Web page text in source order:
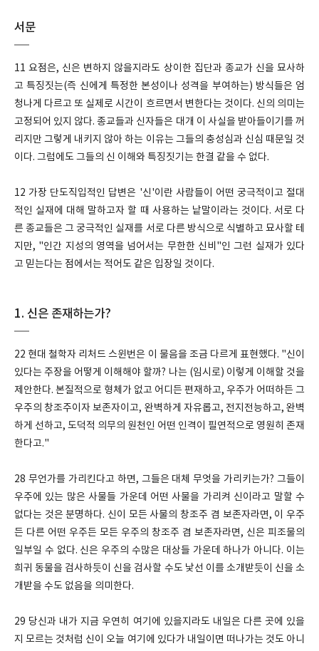
서문
11 요점은, 신은 변하지 않을지라도 상이한 집단과 종교가 신을 묘사하
고 특징짓는(즉 신에게 특정한 본성이나 성격을 부여하는) 방식들은 엄
청나게 다르고 또 실제로 시간이 흐르면서 변한다는 것이다. 신의 의미는
고정되어 있지 않다. 종교들과 신자들은 대개 이 사실을 받아들이기를 꺼
리지만 그렇게 내키지 않아 하는 이유는 그들의 충성심과 신심 때문일 것
이다. 그럼에도 그들의 신 이해와 특징짓기는 한결 같을 수 없다.
12 가장 단도직입적인 답변은 '신'이란 사람들이 어떤 궁극적이고 절대
적인 실재에 대해 말하고자 할 때 사용하는 낱말이라는 것이다. 서로 다
른 종교들은 그 궁극적인 실재를 서로 다른 방식으로 식별하고 묘사할 테
지만, "인간 지성의 영역을 넘어서는 무한한 신비"인 그런 실재가 있다
고 믿는다는 점에서는 적어도 같은 입장일 것이다.
1. 신은 존재하는가?
22 현대 철학자 리처드 스윈번은 이 물음을 조금 다르게 표현했다. "신이
있다는 주장을 어떻게 이해해야 할까? 나는 (임시로) 이렇게 이해할 것을
제안한다. 본질적으로 형체가 없고 어디든 편재하고, 우주가 어떠하든 그
우주의 창조주이자 보존자이고, 완벽하게 자유롭고, 전지전능하고, 완벽
하게 선하고, 도덕적 의무의 원천인 어떤 인격이 필연적으로 영원히 존재
한다고."
28 무언가를 가리킨다고 하면, 그들은 대체 무엇을 가리키는가? 그들이
우주에 있는 많은 사물들 가운데 어떤 사물을 가리켜 신이라고 말할 수
없다는 것은 분명하다. 신이 모든 사물의 창조주 겸 보존자라면, 이 우주
든 다른 어떤 우주든 모든 우주의 창조주 겸 보존자라면, 신은 피조물의
일부일 수 없다. 신은 우주의 수많은 대상들 가운데 하나가 아니다. 이는
희귀 동물을 검사하듯이 신을 검사할 수도 낯선 이를 소개받듯이 신을 소
개받을 수도 없음을 의미한다.
29 당신과 내가 지금 우연히 여기에 있을지라도 내일은 다른 곳에 있을
지 모르는 것처럼 신이 오늘 여기에 있다가 내일이면 떠나가는 것도 아니